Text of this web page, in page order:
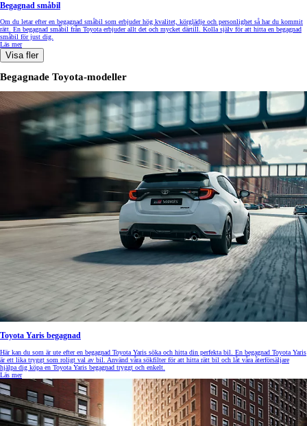
Begagnad småbil
Om du letar efter en begagnad småbil som erbjuder hög kvalitet, körglädje och personlighet så har du kommit
rätt. En begagnad småbil från Toyota erbjuder allt det och mycket därtill. Kolla själv för att hitta en begagnad
småbil för just dig.
Läs mer
Visa fler
Begagnade Toyota-modeller
Toyota Yaris begagnad
Här kan du som är ute efter en begagnad Toyota Yaris söka och hitta din perfekta bil. En begagnad Toyota Yaris
är ett lika tryggt som roligt val av bil. Använd våra sökfilter för att hitta rätt bil och låt våra återförsäljare
hjälpa dig köpa en Toyota Yaris begagnad tryggt och enkelt.
Läs mer